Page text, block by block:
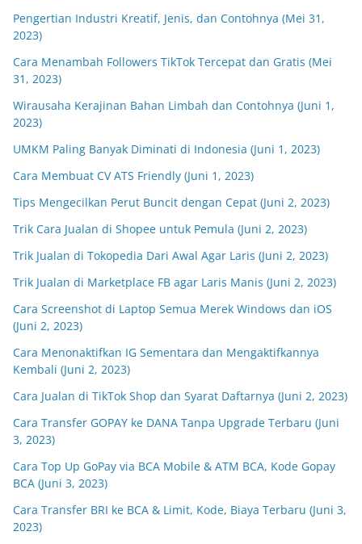
Pengertian Industri Kreatif, Jenis, dan Contohnya (Mei 31,
2023)
Cara Menambah Followers TikTok Tercepat dan Gratis (Mei
31, 2023)
Wirausaha Kerajinan Bahan Limbah dan Contohnya (Juni 1,
2023)
UMKM Paling Banyak Diminati di Indonesia (Juni 1, 2023)
Cara Membuat CV ATS Friendly (Juni 1, 2023)
Tips Mengecilkan Perut Buncit dengan Cepat (Juni 2, 2023)
Trik Cara Jualan di Shopee untuk Pemula (Juni 2, 2023)
Trik Jualan di Tokopedia Dari Awal Agar Laris (Juni 2, 2023)
Trik Jualan di Marketplace FB agar Laris Manis (Juni 2, 2023)
Cara Screenshot di Laptop Semua Merek Windows dan iOS
(Juni 2, 2023)
Cara Menonaktifkan IG Sementara dan Mengaktifkannya
Kembali (Juni 2, 2023)
Cara Jualan di TikTok Shop dan Syarat Daftarnya (Juni 2, 2023)
Cara Transfer GOPAY ke DANA Tanpa Upgrade Terbaru (Juni
3, 2023)
Cara Top Up GoPay via BCA Mobile & ATM BCA, Kode Gopay
BCA (Juni 3, 2023)
Cara Transfer BRI ke BCA & Limit, Kode, Biaya Terbaru (Juni 3,
2023)